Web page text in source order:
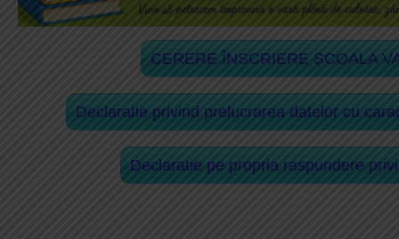
CERERE ÎNSCRIERE ȘCOALA
Declaratie privind prelucrarea datelor cu
Declaratie pe propria raspundere